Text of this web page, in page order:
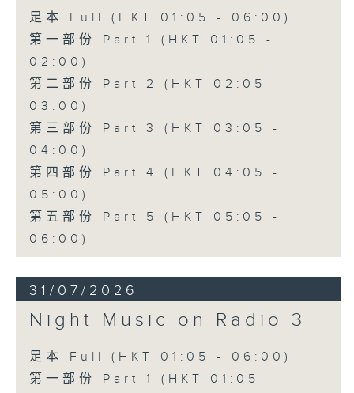
足本 Full (HKT 01:05 - 06:00)
第一部份 Part 1 (HKT 01:05 -
02:00)
第二部份 Part 2 (HKT 02:05 -
03:00)
第三部份 Part 3 (HKT 03:05 -
04:00)
第四部份 Part 4 (HKT 04:05 -
05:00)
第五部份 Part 5 (HKT 05:05 -
06:00)
31/07/2026
Night Music on Radio 3
足本 Full (HKT 01:05 - 06:00)
第一部份 Part 1 (HKT 01:05 -